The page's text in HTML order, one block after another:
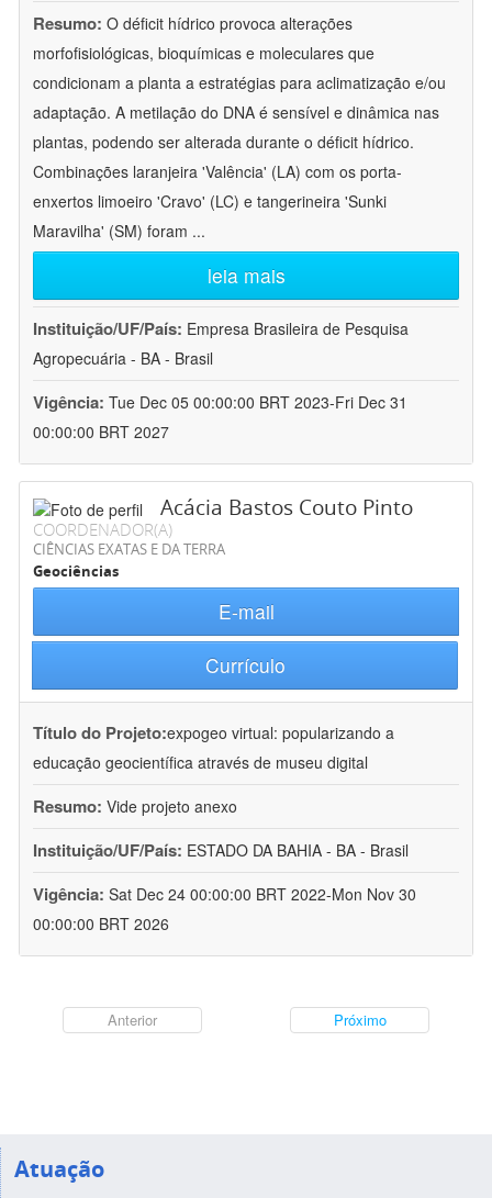
Resumo: O déficit hídrico provoca alterações
morfofisiológicas, bioquímicas e moleculares que
condicionam a planta a estratégias para aclimatização e/ou
adaptação. A metilação do DNA é sensível e dinâmica nas
plantas, podendo ser alterada durante o déficit hídrico.
Combinações laranjeira 'Valência' (LA) com os porta-
enxertos limoeiro 'Cravo' (LC) e tangerineira 'Sunki
Maravilha' (SM) foram ...
leia mais
Instituição/UF/País: Empresa Brasileira de Pesquisa
Agropecuária - BA - Brasil
Vigência: Tue Dec 05 00:00:00 BRT 2023-Fri Dec 31
00:00:00 BRT 2027
Acácia Bastos Couto Pinto
COORDENADOR(A)
CIÊNCIAS EXATAS E DA TERRA
Geociências
E-mail
Currículo
Título do Projeto:expogeo virtual: popularizando a
educação geocientífica através de museu digital
Resumo: Vide projeto anexo
Instituição/UF/País: ESTADO DA BAHIA - BA - Brasil
Vigência: Sat Dec 24 00:00:00 BRT 2022-Mon Nov 30
00:00:00 BRT 2026
Anterior Próximo
Atuação